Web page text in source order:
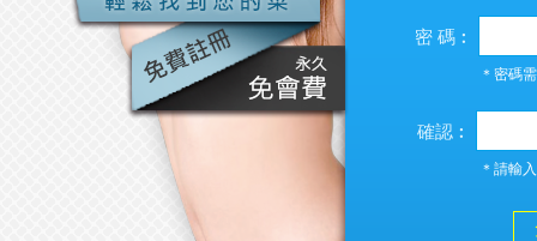
密 碼︰
＊密碼
確認︰
＊請輸